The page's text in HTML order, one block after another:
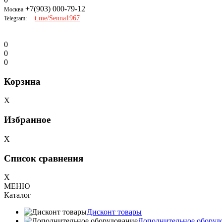
Москва +7(903) 000-79-12
Telegram: t.me/Senna1967
0
0
0
Корзина
X
Избранное
X
Список сравнения
X
МЕНЮ
Каталог
Дисконт товары